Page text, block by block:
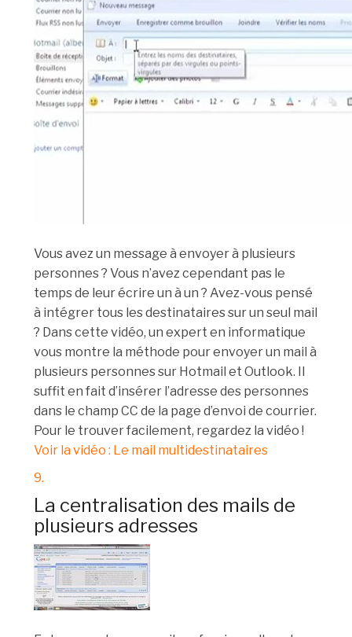
Vous avez un message à envoyer à plusieurs
personnes ? Vous n’avez cependant pas le
temps de leur écrire un à un ? Avez-vous pensé
à intégrer tous les destinataires sur un seul mail
? Dans cette vidéo, un expert en informatique
vous montre la méthode pour envoyer un mail à
plusieurs personnes sur Hotmail et Outlook. Il
suffit en fait d’insérer l’adresse des personnes
dans le champ CC de la page d’envoi de courrier.
Pour le trouver facilement, regardez la vidéo !
Voir la vidéo : Le mail multidestinataires
9.
La centralisation des mails de
plusieurs adresses